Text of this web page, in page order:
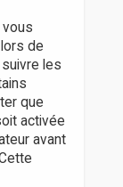
de
les
que
activée
avant